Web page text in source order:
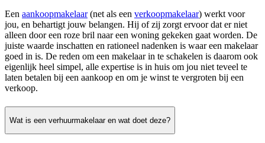
Een aankoopmakelaar(net als een verkoopmakelaar) werkt voor
jou, en behartigt jouw belangen. Hij of zij zorgt ervoor dat er niet
alleen door een roze bril naar een woning gekeken gaat worden. De
juiste waarde inschatten en rationeel nadenken is waar een makelaar
goed in is. De reden om een makelaar in te schakelen is daarom ook
eigenlijk heel simpel, alle expertise is in huis om jou niet teveel te
laten betalen bij een aankoop en om je winst te vergroten bij een
verkoop.
Wat is een verhuurmakelaar en wat doet deze?